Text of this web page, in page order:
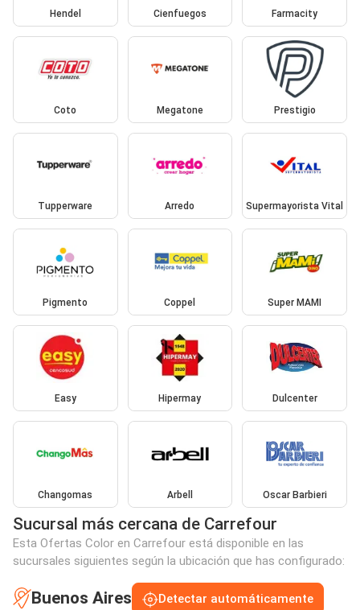
Hendel Cienfuegos Farmacity
Coto Megatone Prestigio
Tupperware Arredo Supermayorista Vital
Pigmento Coppel Super MAMI
Easy Hipermay Dulcenter
Changomas Arbell Oscar Barbieri
Sucursal más cercana de Carrefour
Esta Ofertas Color en Carrefour está disponible en las
sucursales siguientes según la ubicación que has configurado:
Buenos Aires Detectar automáticamente